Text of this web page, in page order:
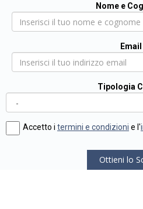
Nome e
Email
Tipologia
Accetto i termini e condizioni e l'
Ottieni lo